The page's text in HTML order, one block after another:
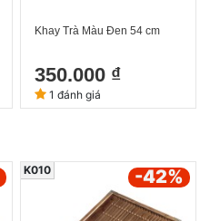
Khay Trà Màu Đen 54 cm
350.000 ₫
1 đánh giá
K010 -42%